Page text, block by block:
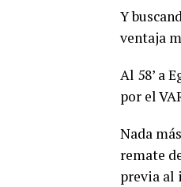
Y
ventaja
Al 58’ a
por el
Nada
remate
previa al